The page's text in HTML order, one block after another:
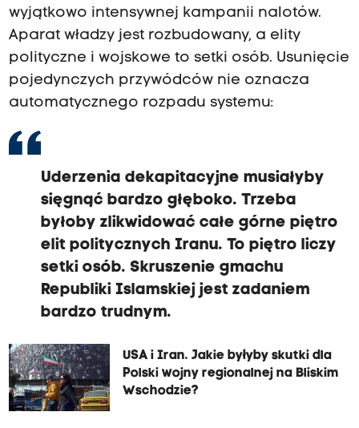
wyjątkowo intensywnej kampanii nalotów.
Aparat władzy jest rozbudowany, a elity
polityczne i wojskowe to setki osób. Usunięcie
pojedynczych przywódców nie oznacza
automatycznego rozpadu systemu:
Uderzenia dekapitacyjne musiałyby
sięgnąć bardzo głęboko. Trzeba
byłoby zlikwidować całe górne piętro
elit politycznych Iranu. To piętro liczy
setki osób. Skruszenie gmachu
Republiki Islamskiej jest zadaniem
bardzo trudnym.
USA i Iran. Jakie byłyby skutki dla
Polski wojny regionalnej na Bliskim
Wschodzie?